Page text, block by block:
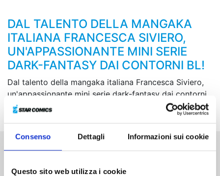
Consenso Dettagli Informazioni sui cookie
Questo sito web utilizza i cookie
DAL TALENTO DELLA MANGAKA
ITALIANA FRANCESCA SIVIERO,
UN'APPASSIONANTE MINI SERIE
DARK-FANTASY DAI CONTORNI BL!
Dal talento della mangaka italiana Francesca Siviero,
un'appassionante mini serie dark-fantasy dai contorni
BL!
Altri volumi della serie